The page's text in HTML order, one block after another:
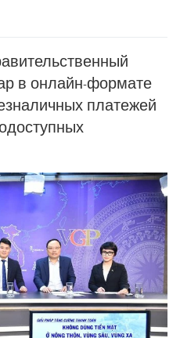
в онлайн-формате
платежей